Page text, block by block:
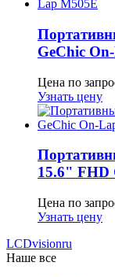
GeСhic
Цена по
Узнать цену
15.6" FHD
Цена по
Узнать цену
LCDvisionru
Наше все